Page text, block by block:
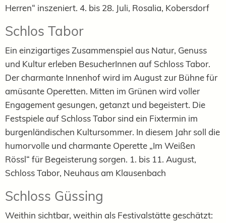
Herren“ inszeniert. 4. bis 28. Juli, Rosalia, Kobersdorf
Schlos Tabor
Ein einzigartiges Zusammenspiel aus Natur, Genuss
und Kultur erleben BesucherInnen auf Schloss Tabor.
Der charmante Innenhof wird im August zur Bühne für
amüsante Operetten. Mitten im Grünen wird voller
Engagement gesungen, getanzt und begeistert. Die
Festspiele auf Schloss Tabor sind ein Fixtermin im
burgenländischen Kultursommer. In diesem Jahr soll die
humorvolle und charmante Operette „Im Weißen
Rössl“ für Begeisterung sorgen. 1. bis 11. August,
Schloss Tabor, Neuhaus am Klausenbach
Schloss Güssing
Weithin sichtbar, weithin als Festivalstätte geschätzt: